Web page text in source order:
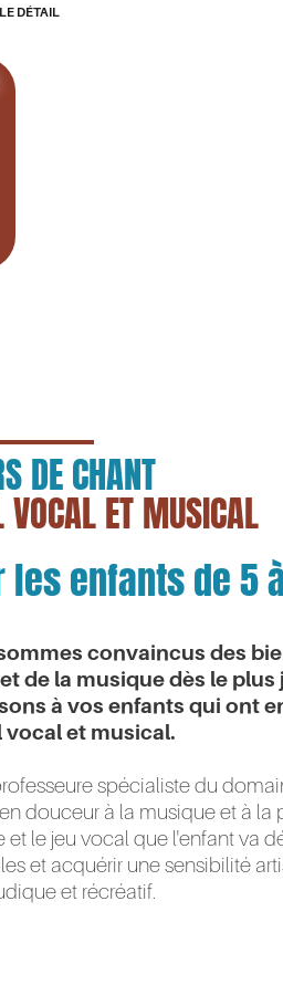
DÉTAIL
DE CHANT
VOCAL ET MUSICAL
les enfants de 5
convaincus des
de la musique dès le plus
à vos enfants qui ont
vocal et musical.
spécialiste du
douceur à la musique et à la
et le jeu vocal que l'enfant va
et acquérir une sensibilité
et récréatif.